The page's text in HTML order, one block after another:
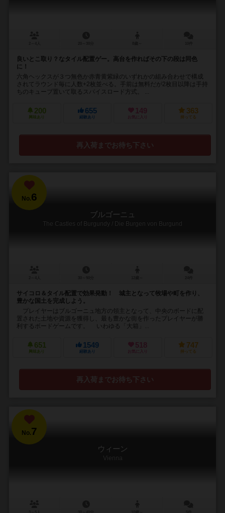
良いとこ取り？なタイル配置ゲー。高台を作ればその下の段は同色
に！
六角ヘックスが３つ無色か赤青黄紫緑のいずれかの組み合わせで構成
されてラウンド毎に人数+2枚並べる。手前は無料だが2枚目以降は手持
ちのキューブ置いて取るスパイスロード方式。 ...
200
興味あり
655
経験あり
149
お気に入り
363
持ってる
再入荷までお待ち下さい
No.6
ブルゴーニュ
The Castles of Burgundy / Die Burgen von Burgund
サイコロ＆タイル配置で効果発動！ 城主となって牧場や町を作り、
豊かな国土を完成しよう。
プレイヤーはブルゴーニュ地方の領主となって、中央のボードに配
置された土地や資源を獲得し、最も豊かな街を作ったプレイヤーが勝
利するボードゲームです。 いわゆる「大箱」...
651
興味あり
1549
経験あり
518
お気に入り
747
持ってる
再入荷までお待ち下さい
No.7
ウィーン
Vienna